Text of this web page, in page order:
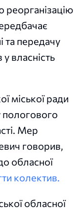
реорганізацію
та передачу
власність
міської ради
пологового
Мер
говорив,
обласної
колектив.
обласної